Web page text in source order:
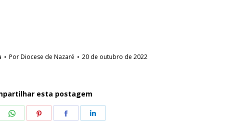
PorDiocese de Nazaré 20 de outubro de 2022
esta postagem
Share
Share
Share